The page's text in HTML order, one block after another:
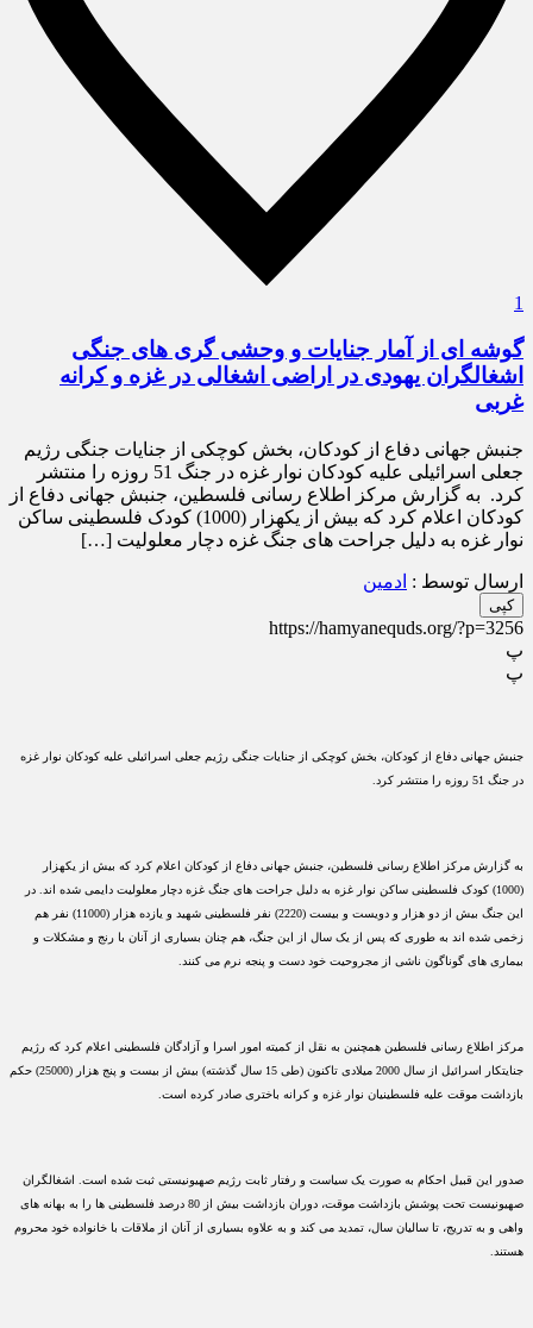
1
گوشه ای از آمار جنایات و وحشی گری های جنگی
اشغالگران یهودی در اراضی اشغالی در غزه و کرانه
غربی
جنبش جهانی دفاع از کودکان، بخش کوچکی از جنایات جنگی رژیم
جعلی اسرائیلی علیه کودکان نوار غزه در جنگ 51 روزه را منتشر
کرد. به گزارش مرکز اطلاع رسانی فلسطین، جنبش جهانی دفاع از
کودکان اعلام کرد که بیش از یکهزار (1000) کودک فلسطینی ساکن
نوار غزه به دلیل جراحت های جنگ غزه دچار معلولیت […]
ارسال توسط : ادمین
کپی
https://hamyanequds.org/?p=3256
پ
پ
جنبش جهانی دفاع از کودکان، بخش کوچکی از جنایات جنگی رژیم جعلی اسرائیلی علیه کودکان نوار غزه
در جنگ 51 روزه را منتشر کرد.
به گزارش مرکز اطلاع رسانی فلسطین، جنبش جهانی دفاع از کودکان اعلام کرد که بیش از یکهزار
(1000) کودک فلسطینی ساکن نوار غزه به دلیل جراحت های جنگ غزه دچار معلولیت دایمی شده اند. در
این جنگ بیش از دو هزار و دویست و بیست (2220) نفر فلسطینی شهید و یازده هزار (11000) نفر هم
زخمی شده اند به طوری که پس از یک سال از این جنگ، هم چنان بسیاری از آنان با رنج و مشکلات و
بیماری های گوناگون ناشی از مجروحیت خود دست و پنجه نرم می کنند.
مرکز اطلاع رسانی فلسطین همچنین به نقل از کمیته امور اسرا و آزادگان فلسطینی اعلام کرد که رژیم
جنایتکار اسرائیل از سال 2000 میلادی تاکنون (طی 15 سال گذشته) بیش از بیست و پنج هزار (25000) حکم
بازداشت موقت علیه فلسطینیان نوار غزه و کرانه باختری صادر کرده است.
صدور این قبیل احکام به صورت یک سیاست و رفتار ثابت رژیم صهیونیستی ثبت شده است. اشغالگران
صهیونیست تحت پوشش بازداشت موقت، دوران بازداشت بیش از 80 درصد فلسطینی ها را به بهانه های
واهی و به تدریج، تا سالیان سال، تمدید می کند و به علاوه بسیاری از آنان از ملاقات با خانواده خود محروم
هستند.